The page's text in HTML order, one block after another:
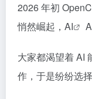
2026 年初
悄然崛起， AI
大家都渴望着 AI
作，于是纷纷选